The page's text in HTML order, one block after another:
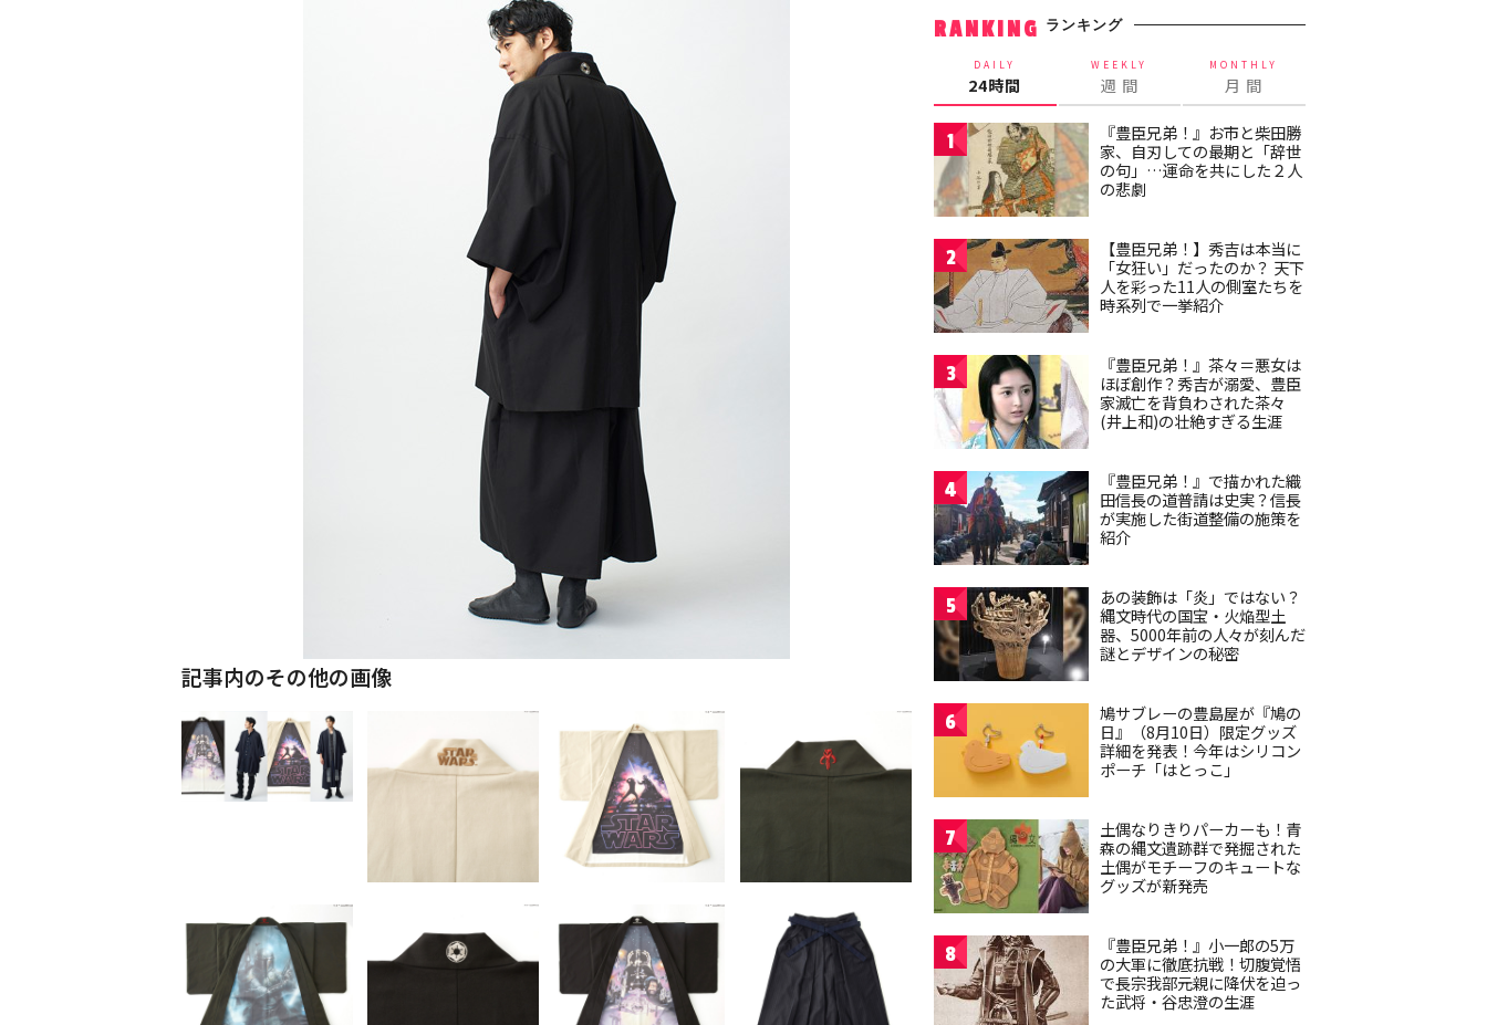
記事内のその他の画像
RANKING ランキング
DAILY
24時間
WEEKLY
週 間
MONTHLY
月 間
1
『豊臣兄弟！』お市と柴田勝
家、自刃しての最期と「辞世
の句」…運命を共にした２人
の悲劇
2
【豊臣兄弟！】秀吉は本当に
「女狂い」だったのか？ 天下
人を彩った11人の側室たちを
時系列で一挙紹介
3
『豊臣兄弟！』茶々＝悪女は
ほぼ創作？秀吉が溺愛、豊臣
家滅亡を背負わされた茶々
(井上和)の壮絶すぎる生涯
4
『豊臣兄弟！』で描かれた織
田信長の道普請は史実？信長
が実施した街道整備の施策を
紹介
5
あの装飾は「炎」ではない？
縄文時代の国宝・火焔型土
器、5000年前の人々が刻んだ
謎とデザインの秘密
6
鳩サブレーの豊島屋が『鳩の
日』（8月10日）限定グッズ
詳細を発表！今年はシリコン
ポーチ「はとっこ」
7
土偶なりきりパーカーも！青
森の縄文遺跡群で発掘された
土偶がモチーフのキュートな
グッズが新発売
8
『豊臣兄弟！』小一郎の5万
の大軍に徹底抗戦！切腹覚悟
で長宗我部元親に降伏を迫っ
た武将・谷忠澄の生涯